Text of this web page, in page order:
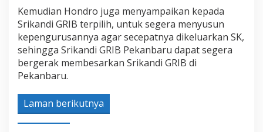
Kemudian Hondro juga menyampaikan kepada
Srikandi GRIB terpilih, untuk segera menyusun
kepengurusannya agar secepatnya dikeluarkan SK,
sehingga Srikandi GRIB Pekanbaru dapat segera
bergerak membesarkan Srikandi GRIB di
Pekanbaru.
Laman berikutnya